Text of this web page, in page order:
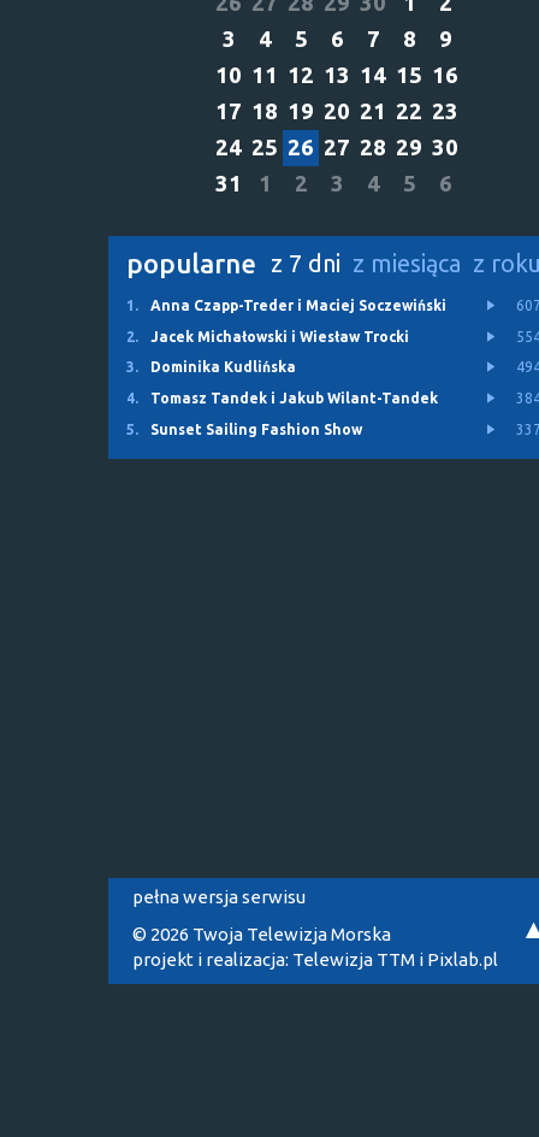
3
4 5 6 7 8
9
10 11 12 13 14 15 16
17 18 19 20 21 22 23
24 25 26 27 28 29 30
31
1 2 3 4 5 6
popularne z 7 dni z miesiąca z
1. Anna Czapp-Treder i Maciej Soczewiński
2.
Jacek Michałowski i Wiesław Trocki
3.
Dominika Kudlińska
4.
Tomasz Tandek i Jakub Wilant-Tandek
5.
Sunset Sailing Fashion Show
pełna wersja serwisu
© 2026 Twoja Telewizja Morska
projekt i realizacja: Telewizja TTM i Pixlab.pl